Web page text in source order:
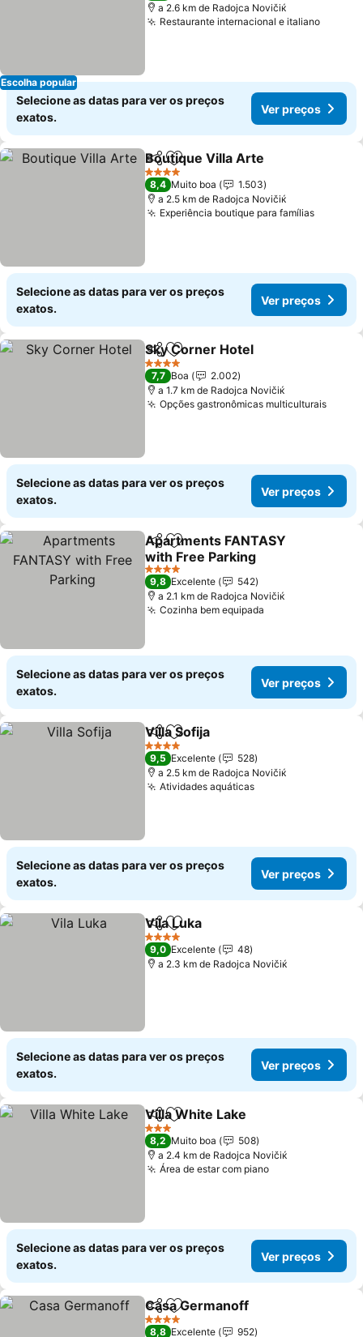
Escolha popular
a 2.6 km de Rаdoјcа Novičiќ
Restaurante internacional e italianoVer
Selecione as datas para ver os preços
exatos.
Ver preços
PartilharAdicionar aos favoritos
Boutique Villa Arte
4 Estrelas
8,4 Muito boa
1.503
a 2.5 km de Rаdoјcа Novičiќ
Experiência boutique para famíliasVer
Selecione as datas para ver os preços
exatos.
Ver preços
PartilharAdicionar aos favoritos
Sky Corner Hotel
4 Estrelas
7,7 Boa
2.002
a 1.7 km de Rаdoјcа Novičiќ
Opções gastronômicas multiculturaisVer
Selecione as datas para ver os preços
exatos.
Ver preços
PartilharAdicionar aos favoritos
Apartments FANTASY
with Free Parking
Ver preços
4 Estrelas
9,8 Excelente
542
a 2.1 km de Rаdoјcа Novičiќ
Cozinha bem equipada
Selecione as datas para ver os preços
exatos.
Ver preços
PartilharAdicionar aos favoritos
Villa Sofija
4 Estrelas
9,5 Excelente
528
a 2.5 km de Rаdoјcа Novičiќ
Atividades aquáticasVer preços
Selecione as datas para ver os preços
exatos.
Ver preços
PartilharAdicionar aos favoritos
Vila Luka
4 Estrelas
9,0 Excelente
48
a 2.3 km de Rаdoјcа Novičiќ
Selecione as datas para ver os preços
exatos.
Ver preços
PartilharAdicionar aos favoritos
Villa White Lake
3 Estrelas
8,2 Muito boa
508
a 2.4 km de Rаdoјcа Novičiќ
Área de estar com pianoVer preços
Selecione as datas para ver os preços
exatos.
Ver preços
PartilharAdicionar aos favoritos
Casa Germanoff
4 Estrelas
8,8 Excelente 952